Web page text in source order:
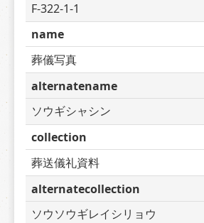
F-322-1-1
name
葬儀写真
alternatename
ソウギシャシン
collection
葬送儀礼資料
alternatecollection
ソウソウギレイシリョウ